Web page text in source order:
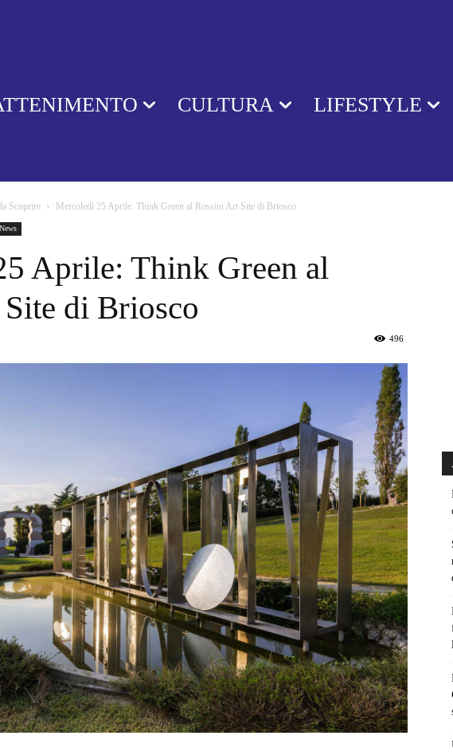
CULTURA LIFESTYLE
Scoprire Mercoledì 25 Aprile: Think Green al Rossini Art Site di Briosco
News
Aprile: Think Green al
di Briosco
496